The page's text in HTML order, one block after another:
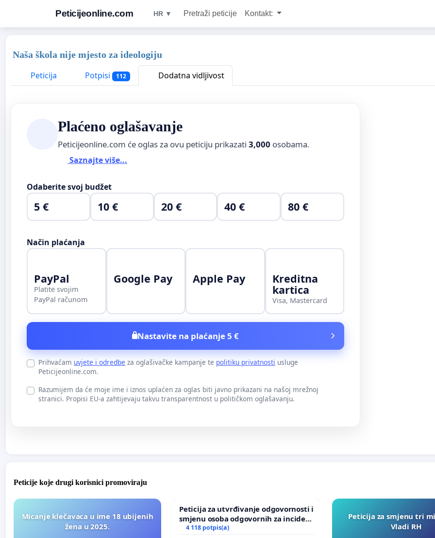
Peticijeonline.com HR ▼ Pretraži peticije Kontakt:
Naša škola nije mjesto za ideologiju
Peticija
Potpisi 112 Dodatna vidljivost
Plaćeno oglašavanje
Peticijeonline.com će oglas za ovu peticiju prikazati 3,000 osobama.
Saznajte više...
Odaberite svoj budžet
5 € 10 € 20 € 40 € 80 €
Način plaćanja
PayPal
Platite svojim
PayPal računom
Google Pay Apple Pay Kreditna
kartica
Visa, Mastercard
Nastavite na plaćanje 5 €
Prihvaćam uvjete i odredbe za oglašivačke kampanje te politiku privatnosti usluge
Peticijeonline.com.
Razumijem da će moje ime i iznos uplaćen za oglas biti javno prikazani na našoj mrežnoj
stranici. Propisi EU-a zahtijevaju takvu transparentnost u političkom oglašavanju.
Peticije koje drugi korisnici promoviraju
Micanje klečavaca u ime 18 ubijenih
žena u 2025.
Peticija za utvrđivanje odgovornosti i
smjenu osoba odgovornih za incident
u Zoološkom vrtu Grada Zagreba
4 118 potpis(a)
Peticija za smjenu tri
Vladi RH